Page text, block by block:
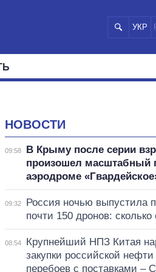
УКР
НОВОСТИ
09:58
В Крыму после серии
произошел масштабный
аэродроме
09:32
Россия ночью выпустила
почти 150 дронов:
08:54
Крупнейший НПЗ Китая
закупки российской нефти
перебоев с поставками –